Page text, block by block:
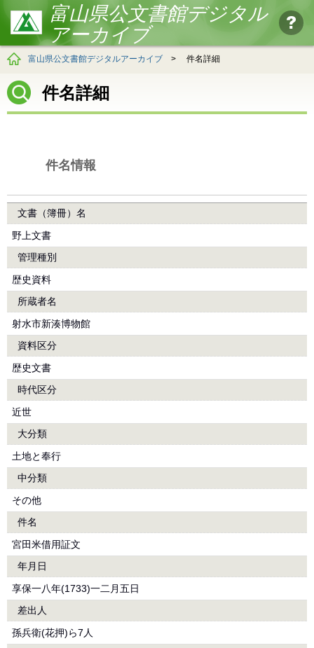
富山県公文書館デジタル
アーカイブ
富山県公文書館デジタルアーカイブ > 件名詳細
件名詳細
件名情報
文書（簿冊）名
野上文書
管理種別
歴史資料
所蔵者名
射水市新湊博物館
資料区分
歴史文書
時代区分
近世
大分類
土地と奉行
中分類
その他
件名
宮田米借用証文
年月日
享保一八年(1733)一二月五日
差出人
孫兵衛(花押)ら7人